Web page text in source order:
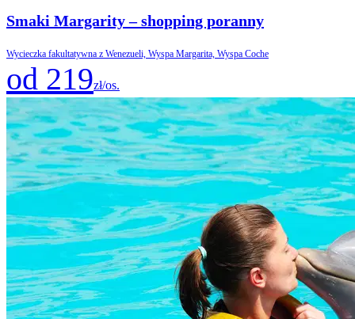
Smaki Margarity – shopping poranny
Wycieczka fakultatywna z Wenezueli, Wyspa Margarita, Wyspa Coche
od 219zł/os.